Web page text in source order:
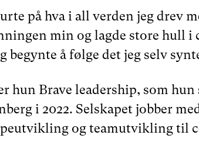
på hva i all verden jeg drev
min og lagde store hull i
begynte å følge det jeg selv
hun Brave leadership, som
i 2022. Selskapet jobber
og teamutvikling til